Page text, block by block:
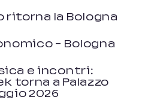
ritorna la Bologna
– Bologna
e incontri:
torna a Palazzo
2026